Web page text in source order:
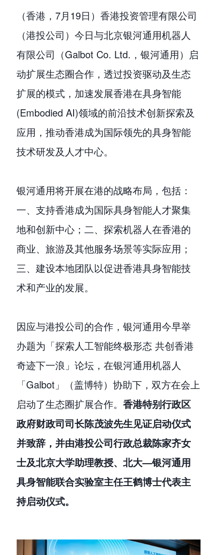
（香港，7月19日）香港投资管理有限公司
（港投公司）今日与北京银河通用机器人
有限公司（Galbot Co. Ltd.，银河通用）启
动扩展生态圈合作，透过投资驱动及生态
扩展的模式，加速发展香港在具身智能
(Embodied AI)领域的前沿技术创新探索及
应用，推动香港成为国际领先的具身智能
技术研发及人才中心。
银河通用将开展在港的战略布局，包括：
一、支持香港成为国际具身智能人才聚集
地和创新中心；二、探索机器人在香港的
商业、旅游及其他服务场景等实际应用；
三、建设本地团队以促进香港具身智能技
术和产业的发展。
因应与港投公司的合作，银河通用今早举
办题为「探索人工智能终极形态 共创香港
奇迹下一浪」论坛，在银河通用机器人
「Galbot」（盖博特）协助下，双方在会上
启动了生态圈扩展合作。香港特别行政区
政府财政司司长陈茂波先生见证启动仪式
并致辞，并由港投公司行政总裁陈家齐女
士及北京大学助理教授、北大—银河通用
具身智能联合实验室主任王鹤博士代表主
持启动仪式。